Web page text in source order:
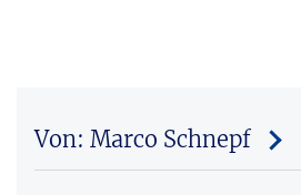
Von: Marco Schnepf